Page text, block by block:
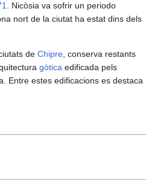
. Nicòsia va sofrir un periodo
nort de la ciutat ha estat dins dels
de Chipre , conserva restants
gòtica edificada pels
Entre estes edificacions es destaca